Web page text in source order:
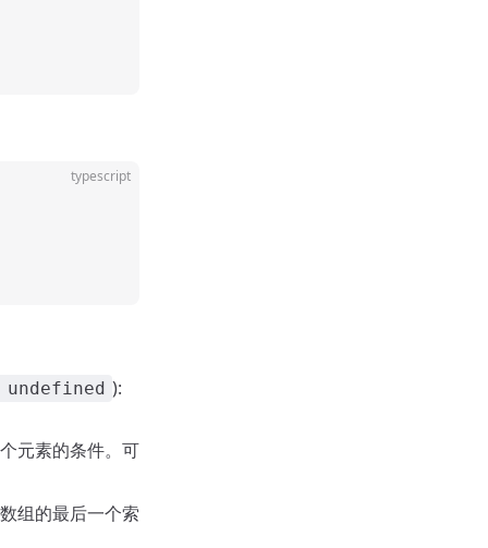
typescript
):
元素的条件。可
组的最后一个索